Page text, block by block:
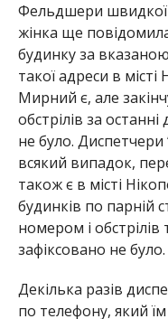
Фельдшери швидкої
жінка ще
будинку за
такої адреси в
Мирний є, але
обстрілів за
не було.
всякий випадок,
також є в місті
будинків по парній
номером і
зафіксовано не було.
Декілька разів
по телефону, який